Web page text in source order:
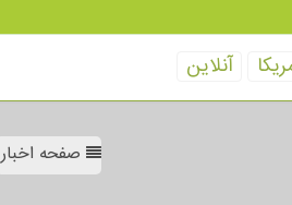
آنلاین
صفحه اخبار